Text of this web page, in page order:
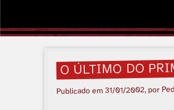
O ÚLTIMO DO
Publicado em31/01/2002, por